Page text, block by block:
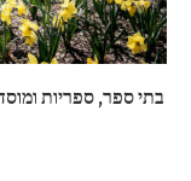
בתי ספר, ספריות